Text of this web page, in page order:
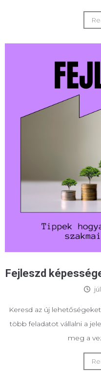
Fejleszd
Keresd az új
több feladatot vállalni a
meg a